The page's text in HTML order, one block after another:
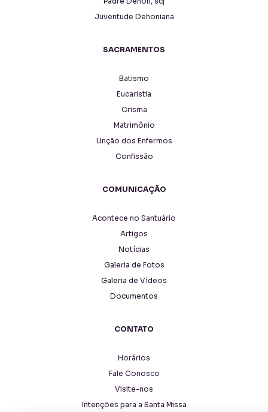
Juventude Dehoniana
SACRAMENTOS
Batismo
Eucaristia
Crisma
Matrimônio
Unção dos Enfermos
Confissão
COMUNICAÇÃO
Acontece no Santuário
Artigos
Notícias
Galeria de Fotos
Galeria de Vídeos
Documentos
CONTATO
Horários
Fale Conosco
Visite-nos
Intenções para a Santa Missa